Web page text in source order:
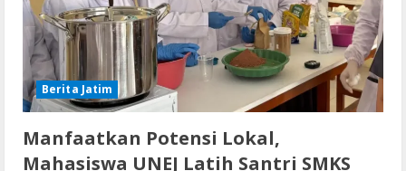
Berita Jatim
Manfaatkan Potensi Lokal,
Mahasiswa UNEJ Latih Santri SMKS